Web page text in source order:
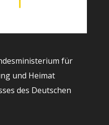
für
und Heimat
des Deutschen